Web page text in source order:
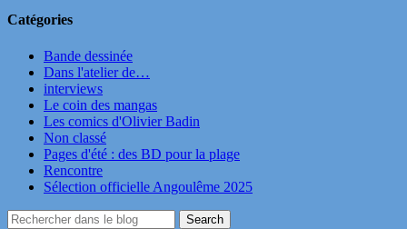
Catégories
Bande dessinée
Dans l'atelier de…
interviews
Le coin des mangas
Les comics d'Olivier Badin
Non classé
Pages d'été : des BD pour la plage
Rencontre
Sélection officielle Angoulême 2025